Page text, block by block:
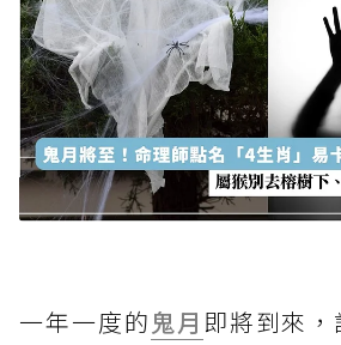
一年一度的 鬼月 即將到來